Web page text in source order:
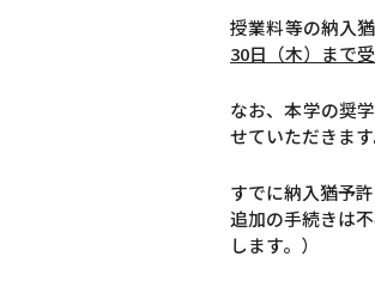
授業料等の納入
30日（木）まで
なお、本学の奨
せていただきま
すでに納入猶予
追加の手続きは
します。）